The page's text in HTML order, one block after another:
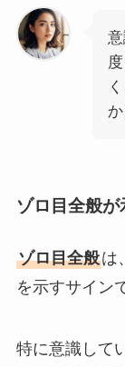
ゾロ目全般
ゾロ目全般は
を示すサイン
特に意識して